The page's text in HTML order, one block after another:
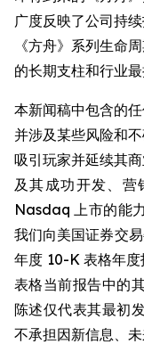
广度反映了公司持
《方舟》系列生命
的长期支柱和行业
本新闻稿中包含的
并涉及某些风险和
吸引玩家并延续其
及其成功开发、营
Nasdaq 上市的能
我们向美国证券交
年度 10-K 表格年
表格当前报告中的
陈述仅代表其最初
不承担因新信息、